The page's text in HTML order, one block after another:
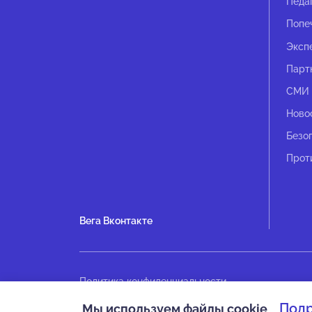
Вега Вконтакте
СМИ
Политика конфиденциальности
Мы используем файлы cookie